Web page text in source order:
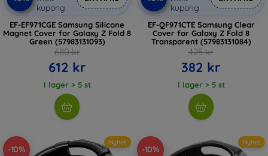
kupong
EF-EF971CGE Samsung Silicone
Magnet Cover for Galaxy Z Fold 8
Green (57983131093)
680 kr
612 kr
I lager > 5 st
kupong
EF-QF971CTE Samsung Clear
Cover for Galaxy Z Fold 8
Transparent (57983131084)
425 kr
382 kr
I lager > 5 st
-10%
Nyhet
-10%
Nyhet